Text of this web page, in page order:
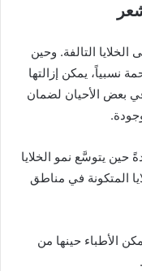
الخلايا التالفة. وحين
نسبياً، يمكن إزالتها
بعض الأحيان لضمان
حين يتوسَّع نمو الخلايا
المتكونة في مناطق
الأطباء حينها من